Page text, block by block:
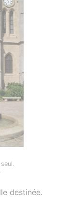
destinée.